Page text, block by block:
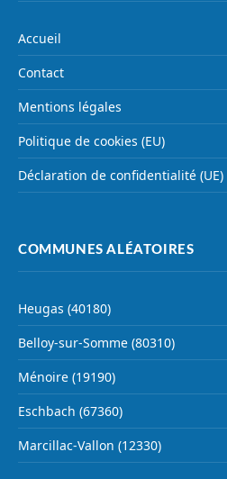
Accueil
Contact
Mentions légales
Politique de cookies (EU)
Déclaration de confidentialité (UE)
COMMUNES ALÉATOIRES
Heugas (40180)
Belloy-sur-Somme (80310)
Ménoire (19190)
Eschbach (67360)
Marcillac-Vallon (12330)